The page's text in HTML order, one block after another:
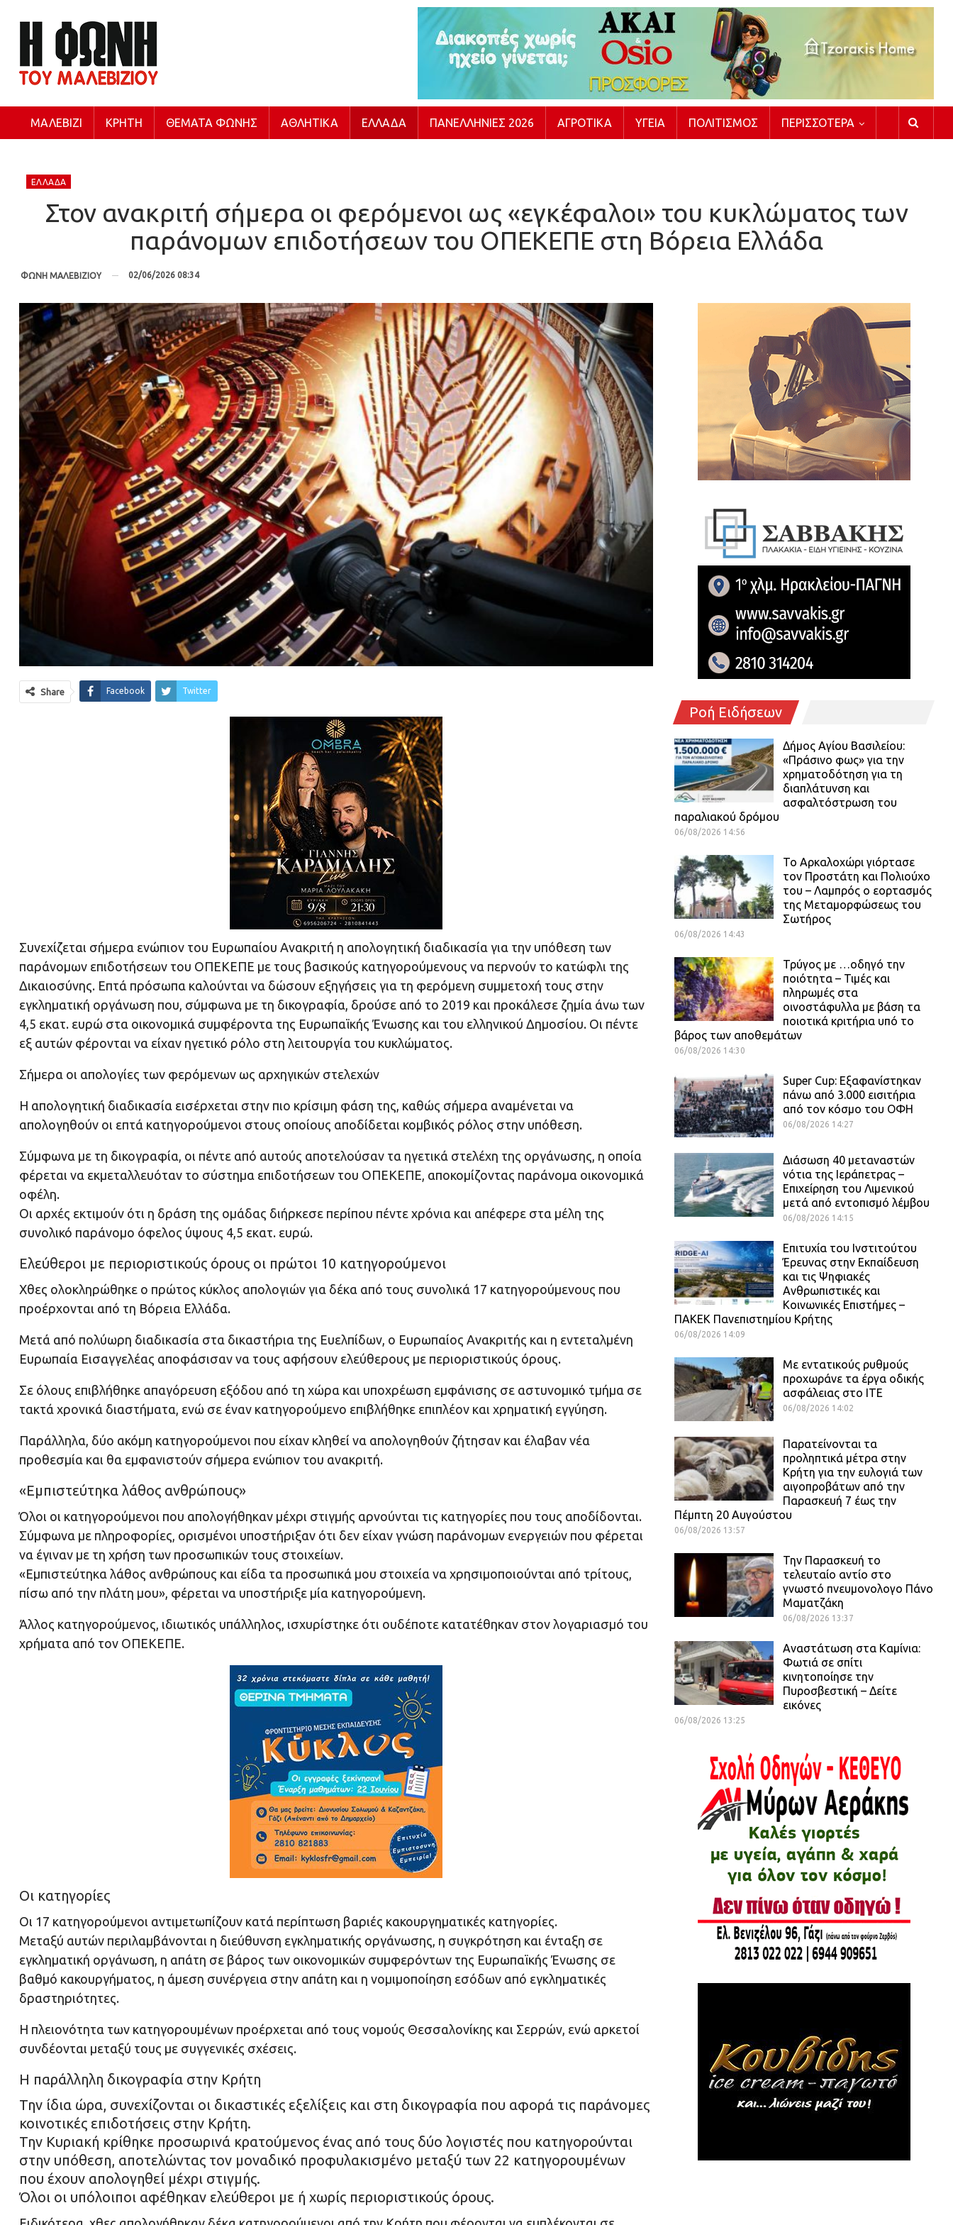
ΜΑΛΕΒΊΖΙ ΚΡΉΤΗ ΘΈΜΑΤΑ ΦΩΝΉΣ ΑΘΛΗΤΙΚΆ ΕΛΛΆΔΑ ΠΑΝΕΛΛΉΝΙΕΣ 2026 ΑΓΡΟΤΙΚΆ ΥΓΕΊΑ ΠΟΛΙΤΙΣΜΌΣ ΠΕΡΙΣΣΌΤΕΡΑ
ΕΛΛΆΔΑ
Στον ανακριτή σήμερα οι φερόμενοι ως «εγκέφαλοι» του κυκλώματος των
παράνομων επιδοτήσεων του ΟΠΕΚΕΠΕ στη Βόρεια Ελλάδα
ΦΩΝΗ ΜΑΛΕΒΙΖΙΟΥ 02/06/2026 08:34
Share Facebook Twitter
Συνεχίζεται σήμερα ενώπιον του Ευρωπαίου Ανακριτή η απολογητική διαδικασία για την υπόθεση των
παράνομων επιδοτήσεων του ΟΠΕΚΕΠΕ με τους βασικούς κατηγορούμενους να περνούν το κατώφλι της
Δικαιοσύνης. Επτά πρόσωπα καλούνται να δώσουν εξηγήσεις για τη φερόμενη συμμετοχή τους στην
εγκληματική οργάνωση που, σύμφωνα με τη δικογραφία, δρούσε από το 2019 και προκάλεσε ζημία άνω των
4,5 εκατ. ευρώ στα οικονομικά συμφέροντα της Ευρωπαϊκής Ένωσης και του ελληνικού Δημοσίου. Οι πέντε
εξ αυτών φέρονται να είχαν ηγετικό ρόλο στη λειτουργία του κυκλώματος.
Σήμερα οι απολογίες των φερόμενων ως αρχηγικών στελεχών
Η απολογητική διαδικασία εισέρχεται στην πιο κρίσιμη φάση της, καθώς σήμερα αναμένεται να
απολογηθούν οι επτά κατηγορούμενοι στους οποίους αποδίδεται κομβικός ρόλος στην υπόθεση.
Σύμφωνα με τη δικογραφία, οι πέντε από αυτούς αποτελούσαν τα ηγετικά στελέχη της οργάνωσης, η οποία
φέρεται να εκμεταλλευόταν το σύστημα επιδοτήσεων του ΟΠΕΚΕΠΕ, αποκομίζοντας παράνομα οικονομικά
οφέλη.
Οι αρχές εκτιμούν ότι η δράση της ομάδας διήρκεσε περίπου πέντε χρόνια και απέφερε στα μέλη της
συνολικό παράνομο όφελος ύψους 4,5 εκατ. ευρώ.
Ελεύθεροι με περιοριστικούς όρους οι πρώτοι 10 κατηγορούμενοι
Χθες ολοκληρώθηκε ο πρώτος κύκλος απολογιών για δέκα από τους συνολικά 17 κατηγορούμενους που
προέρχονται από τη Βόρεια Ελλάδα.
Μετά από πολύωρη διαδικασία στα δικαστήρια της Ευελπίδων, ο Ευρωπαίος Ανακριτής και η εντεταλμένη
Ευρωπαία Εισαγγελέας αποφάσισαν να τους αφήσουν ελεύθερους με περιοριστικούς όρους.
Σε όλους επιβλήθηκε απαγόρευση εξόδου από τη χώρα και υποχρέωση εμφάνισης σε αστυνομικό τμήμα σε
τακτά χρονικά διαστήματα, ενώ σε έναν κατηγορούμενο επιβλήθηκε επιπλέον και χρηματική εγγύηση.
Παράλληλα, δύο ακόμη κατηγορούμενοι που είχαν κληθεί να απολογηθούν ζήτησαν και έλαβαν νέα
προθεσμία και θα εμφανιστούν σήμερα ενώπιον του ανακριτή.
«Εμπιστεύτηκα λάθος ανθρώπους»
Όλοι οι κατηγορούμενοι που απολογήθηκαν μέχρι στιγμής αρνούνται τις κατηγορίες που τους αποδίδονται.
Σύμφωνα με πληροφορίες, ορισμένοι υποστήριξαν ότι δεν είχαν γνώση παράνομων ενεργειών που φέρεται
να έγιναν με τη χρήση των προσωπικών τους στοιχείων.
«Εμπιστεύτηκα λάθος ανθρώπους και είδα τα προσωπικά μου στοιχεία να χρησιμοποιούνται από τρίτους,
πίσω από την πλάτη μου», φέρεται να υποστήριξε μία κατηγορούμενη.
Άλλος κατηγορούμενος, ιδιωτικός υπάλληλος, ισχυρίστηκε ότι ουδέποτε κατατέθηκαν στον λογαριασμό του
χρήματα από τον ΟΠΕΚΕΠΕ.
Οι κατηγορίες
Οι 17 κατηγορούμενοι αντιμετωπίζουν κατά περίπτωση βαριές κακουργηματικές κατηγορίες.
Μεταξύ αυτών περιλαμβάνονται η διεύθυνση εγκληματικής οργάνωσης, η συγκρότηση και ένταξη σε
εγκληματική οργάνωση, η απάτη σε βάρος των οικονομικών συμφερόντων της Ευρωπαϊκής Ένωσης σε
βαθμό κακουργήματος, η άμεση συνέργεια στην απάτη και η νομιμοποίηση εσόδων από εγκληματικές
δραστηριότητες.
Η πλειονότητα των κατηγορουμένων προέρχεται από τους νομούς Θεσσαλονίκης και Σερρών, ενώ αρκετοί
συνδέονται μεταξύ τους με συγγενικές σχέσεις.
Η παράλληλη δικογραφία στην Κρήτη
Την ίδια ώρα, συνεχίζονται οι δικαστικές εξελίξεις και στη δικογραφία που αφορά τις παράνομες
κοινοτικές επιδοτήσεις στην Κρήτη.
Την Κυριακή κρίθηκε προσωρινά κρατούμενος ένας από τους δύο λογιστές που κατηγορούνται
στην υπόθεση, αποτελώντας τον μοναδικό προφυλακισμένο μεταξύ των 22 κατηγορουμένων
που έχουν απολογηθεί μέχρι στιγμής.
Όλοι οι υπόλοιποι αφέθηκαν ελεύθεροι με ή χωρίς περιοριστικούς όρους.
Ροή Ειδήσεων
Δήμος Αγίου Βασιλείου:
«Πράσινο φως» για την
χρηματοδότηση για τη
διαπλάτυνση και
ασφαλτόστρωση του
παραλιακού δρόμου
06/08/2026 14:56
Το Αρκαλοχώρι γιόρτασε
τον Προστάτη και Πολιούχο
του – Λαμπρός ο εορτασμός
της Μεταμορφώσεως του
Σωτήρος
06/08/2026 14:43
Τρύγος με …οδηγό την
ποιότητα – Τιμές και
πληρωμές στα
οινοστάφυλλα με βάση τα
ποιοτικά κριτήρια υπό το
βάρος των αποθεμάτων
06/08/2026 14:30
Super Cup: Εξαφανίστηκαν
πάνω από 3.000 εισιτήρια
από τον κόσμο του ΟΦΗ
06/08/2026 14:27
Διάσωση 40 μεταναστών
νότια της Ιεράπετρας –
Επιχείρηση του Λιμενικού
μετά από εντοπισμό λέμβου
06/08/2026 14:15
Επιτυχία του Ινστιτούτου
Έρευνας στην Εκπαίδευση
και τις Ψηφιακές
Ανθρωπιστικές και
Κοινωνικές Επιστήμες –
ΠΑΚΕΚ Πανεπιστημίου Κρήτης
06/08/2026 14:09
Με εντατικούς ρυθμούς
προχωράνε τα έργα οδικής
ασφάλειας στο ΙΤΕ
06/08/2026 14:02
Παρατείνονται τα
προληπτικά μέτρα στην
Κρήτη για την ευλογιά των
αιγοπροβάτων από την
Παρασκευή 7 έως την
Πέμπτη 20 Αυγούστου
06/08/2026 13:57
Την Παρασκευή το
τελευταίο αντίο στο
γνωστό πνευμονολογο Πάνο
Μαματζάκη
06/08/2026 13:37
Αναστάτωση στα Καμίνια:
Φωτιά σε σπίτι
κινητοποίησε την
Πυροσβεστική – Δείτε
εικόνες
06/08/2026 13:25